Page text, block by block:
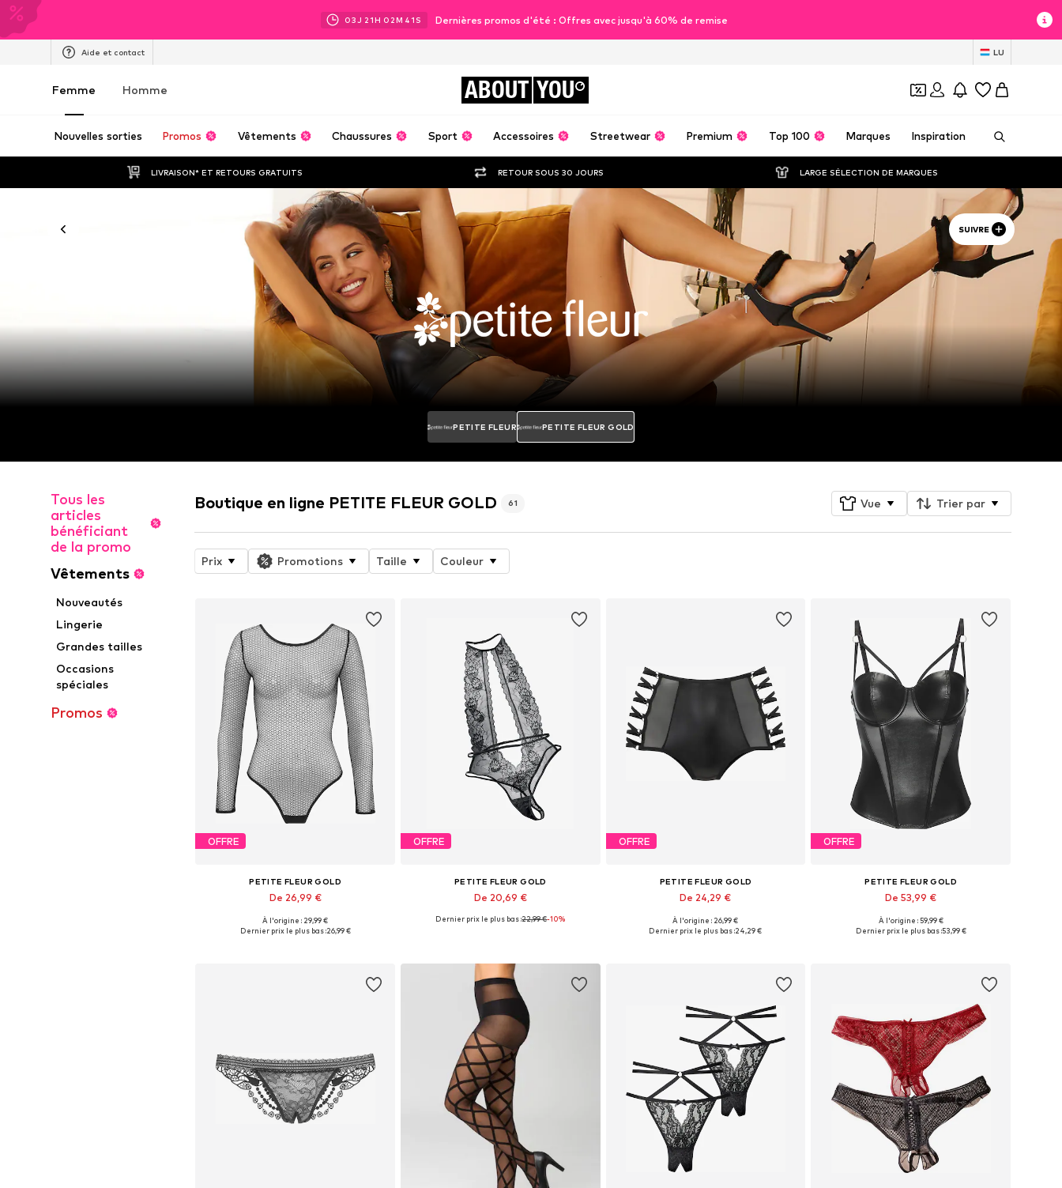
03J 21H 02M 40S Dernières promos d'été : Offres avec jusqu'à 60% de remise
Aide et contact LU
Femme Homme ABOUT YOU
Nouvelles sorties Promos Vêtements Chaussures Sport Accessoires Streetwear Premium Top 100 Marques Inspiration
LIVRAISON* ET RETOURS GRATUITS RETOUR SOUS 30 JOURS LARGE SÉLECTION DE MARQUES
SUIVRE
PETITE FLEUR PETITE FLEUR GOLD
Tous les
articles
bénéficiant
de la promo
Vêtements
Nouveautés
Lingerie
Grandes tailles
Occasions
spéciales
Promos
Boutique en ligne PETITE FLEUR GOLD 61 Vue Trier par
Prix Promotions Taille Couleur
OFFRE
PETITE FLEUR GOLD
De 26,99 €
Tailles disponibles: XS, XS-S, M, L
À l'origine : 29,99 €
Dernier prix le plus bas :26,99 €
OFFRE
PETITE FLEUR GOLD
De 20,69 €
Disponible en plusieurs tailles
Dernier prix le plus bas :22,99 €-10%
OFFRE
PETITE FLEUR GOLD
De 24,29 €
Disponible en plusieurs tailles
À l'origine : 26,99 €
Dernier prix le plus bas :24,29 €
OFFRE
PETITE FLEUR GOLD
De 53,99 €
Disponible en plusieurs tailles
À l'origine : 59,99 €
Dernier prix le plus bas :53,99 €